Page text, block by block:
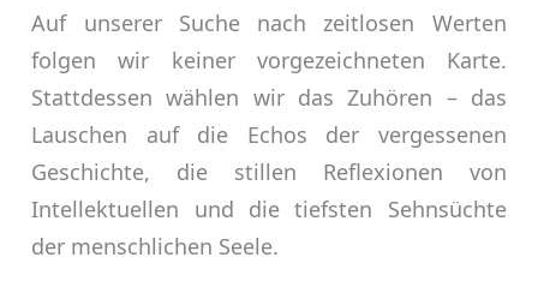
Auf unserer Suche nach zeitlosen Werten
folgen wir keiner vorgezeichneten Karte.
Stattdessen wählen wir das Zuhören – das
Lauschen auf die Echos der vergessenen
Geschichte, die stillen Reflexionen von
Intellektuellen und die tiefsten Sehnsüchte
der menschlichen Seele.